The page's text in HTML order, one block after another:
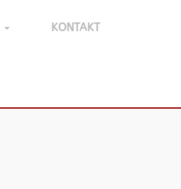
KONTAKT